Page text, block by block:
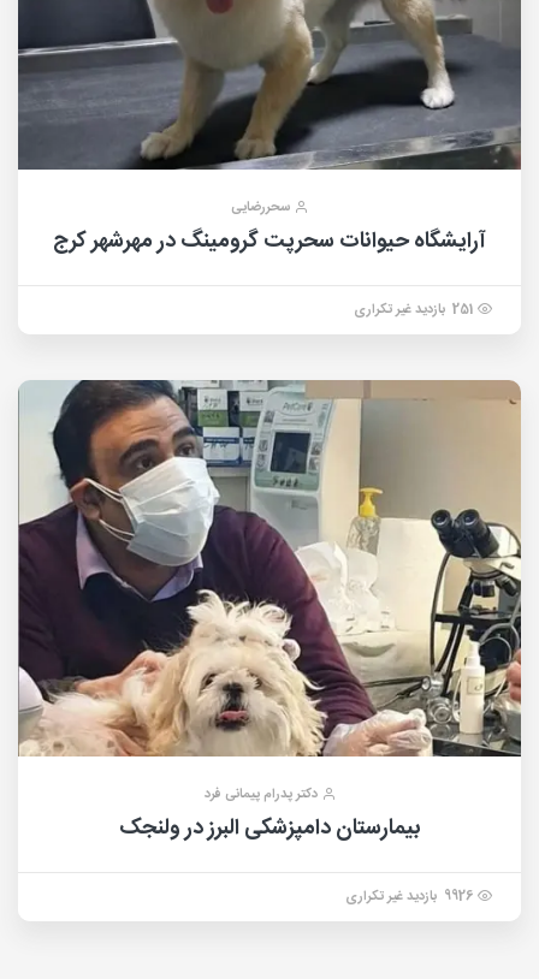
سحررضایی
آرایشگاه حیوانات سحرپت گرومینگ در مهرشهر کرج
251 بازدید غیر تکراری
دکتر پدرام پیمانی فرد
بیمارستان دامپزشکی البرز در ولنجک
9926 بازدید غیر تکراری